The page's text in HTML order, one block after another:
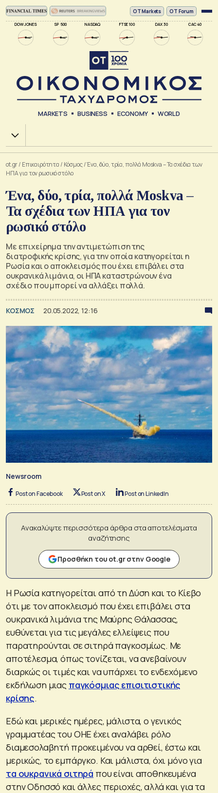
DOW JONES SP 500 NASDAQ FTSE 100 DAX 30 CAC 40
ΟΤ Markets OT Forum
MARKETS BUSINESS ECONOMY WORLD
Χ.Α.
ot.gr/ Επικαιρότητα / Κόσμος/Ένα, δύο, τρία, πολλά Moskva – Τα σχέδια των
ΗΠΑ για τον ρωσικό στόλο
Ένα, δύο, τρία, πολλά Moskva –
Τα σχέδια των ΗΠΑ για τον
ρωσικό στόλο
Με επιχείρημα την αντιμετώπιση της
διατροφικής κρίσης, για την οποία κατηγορείται η
Ρωσία και ο αποκλεισμός που έχει επιβάλει στα
ουκρανικά λιμάνια, οι ΗΠΑ καταστρώνουν ένα
σχέδιο που μπορεί να αλλάξει πολλά.
ΚΟΣΜΟΣ 20.05.2022, 12:16
Newsroom
Post on Facebook Post on X Post on LinkedIn
Ανακαλύψτε περισσότερα άρθρα στα αποτελέσματα
αναζήτησης
Προσθήκη του ot.gr στην Google
Η Ρωσία κατηγορείται από τη Δύση και το Κίεβο
ότι με τον αποκλεισμό που έχει επιβάλει στα
ουκρανικά λιμάνια της Μαύρης Θάλασσας,
ευθύνεται για τις μεγάλες ελλείψεις που
παρατηρούνται σε σιτηρά παγκοσμίως. Με
αποτέλεσμα, όπως τονίζεται, να ανεβαίνουν
διαρκώς οι τιμές και να υπάρχει το ενδεχόμενο
εκδήλωση μιας παγκόσμιας επισιτιστικής
κρίσης.
Εδώ και μερικές ημέρες, μάλιστα, ο γενικός
γραμματέας του ΟΗΕ έχει αναλάβει ρόλο
διαμεσολαβητή προκειμένου να αρθεί, έστω και
μερικώς, το εμπάργκο. Και μάλιστα, όχι μόνο για
τα ουκρανικά σιτηρά που είναι αποθηκευμένα
στην Οδησσό και άλλες περιοχές, αλλά και για τα